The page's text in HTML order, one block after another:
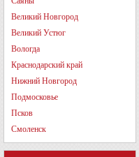
Великий Новгород
Великий Устюг
Вологда
Краснодарский край
Нижний Новгород
Подмосковье
Псков
Смоленск